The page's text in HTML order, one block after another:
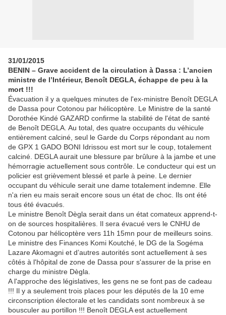
31/01/2015
BENIN – Grave accident de la circulation à Dassa : L’ancien
ministre de l’Intérieur, Benoît DEGLA, échappe de peu à la
mort !!!
Évacuation il y a quelques minutes de l'ex-ministre Benoît DEGLA
de Dassa pour Cotonou par hélicoptère. Le Ministre de la santé
Dorothée Kindé GAZARD confirme la stabilité de l'état de santé
de Benoît DEGLA. Au total, des quatre occupants du véhicule
entièrement calciné, seul le Garde du Corps répondant au nom
de GPX 1 GADO BONI Idrissou est mort sur le coup, totalement
calciné. DEGLA aurait une blessure par brûlure à la jambe et une
hémorragie actuellement sous contrôle. Le conducteur qui est un
policier est grièvement blessé et parle à peine. Le dernier
occupant du véhicule serait une dame totalement indemne. Elle
n'a rien eu mais serait encore sous un état de choc. Ils ont été
tous été évacués.
Le ministre Benoît Dègla serait dans un état comateux apprend-t-
on de sources hospitalières. Il sera évacué vers le CNHU de
Cotonou par hélicoptère vers 11h 15mn pour de meilleurs soins.
Le ministre des Finances Komi Koutché, le DG de la Sogéma
Lazare Akomagni et d’autres autorités sont actuellement à ses
côtés à l'hôpital de zone de Dassa pour s'assurer de la prise en
charge du ministre Dègla.
A l'approche des législatives, les gens ne se font pas de cadeau
!!! Il y a seulement trois places pour les députés de la 10 eme
circonscription électorale et les candidats sont nombreux à se
bousculer au portillon !!! Benoît DEGLA est actuellement